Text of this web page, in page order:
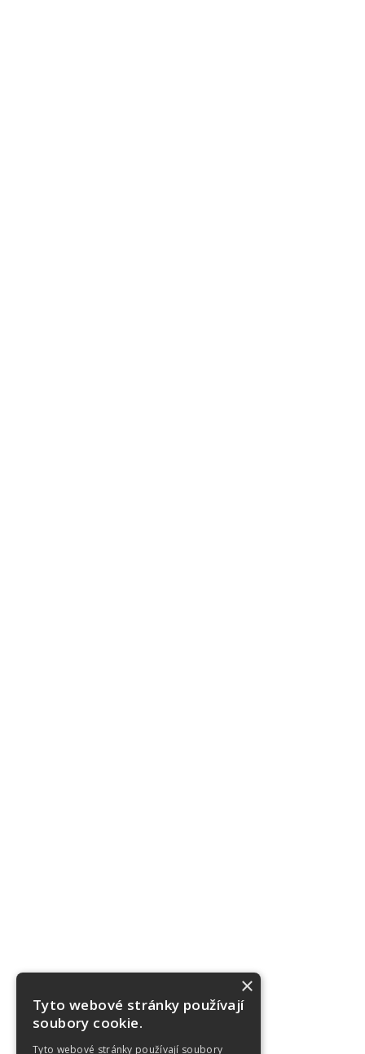
×
Tyto webové stránky používají
soubory cookie.
Tyto webové stránky používají soubory